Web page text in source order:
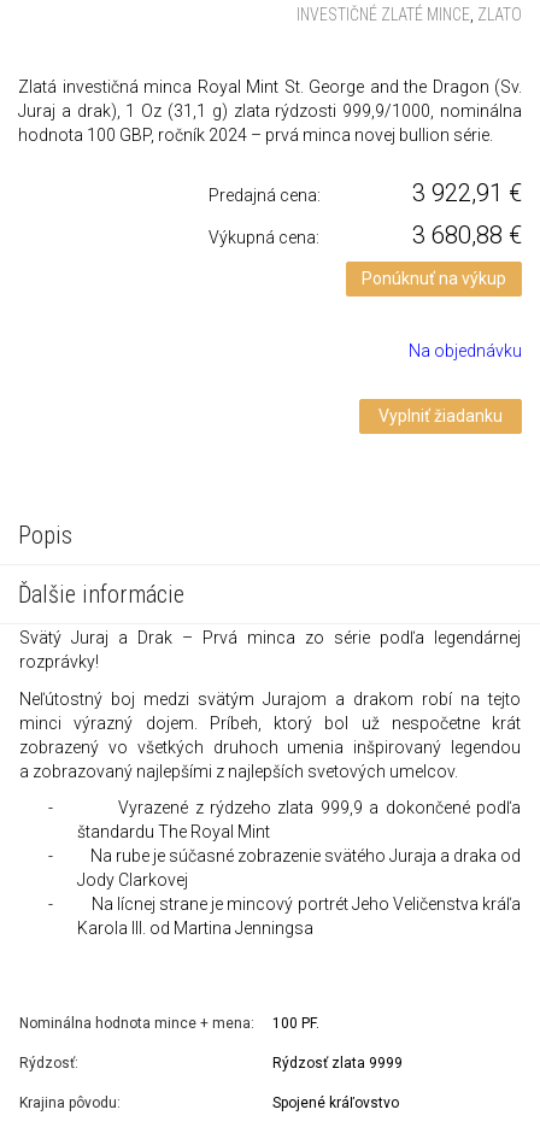
INVESTIČNÉ ZLATÉ MINCE ZLATO
Zlatá investičná minca Royal Mint St. George and the Dragon (Sv.
Juraj a drak), 1 Oz (31,1 g) zlata rýdzosti 999,9/1000, nominálna
hodnota 100 GBP, ročník 2024 – prvá minca novej bullion série.
Predajná cena: 3 922,91 €
Výkupná cena: 3 680,88 €
Ponúknuť na výkup
Na objednávku
Vyplniť žiadanku
Popis
Ďalšie informácie
Svätý Juraj a Drak – Prvá minca zo série podľa legendárnej
rozprávky!
Neľútostný boj medzi svätým Jurajom a drakom robí na tejto
minci výrazný dojem. Príbeh, ktorý bol už nespočetne krát
zobrazený vo všetkých druhoch umenia inšpirovaný legendou
a zobrazovaný najlepšími z najlepších svetových umelcov.
-
Vyrazené z rýdzeho zlata 999,9 a dokončené podľa
štandardu The Royal Mint
-
Na rube je súčasné zobrazenie svätého Juraja a draka od
Jody Clarkovej
-
Na lícnej strane je mincový portrét Jeho Veličenstva kráľa
Karola III. od Martina Jenningsa
Nominálna hodnota mince + mena: 100 PF.
Rýdzosť: Rýdzosť zlata 9999
Krajina pôvodu: Spojené kráľovstvo